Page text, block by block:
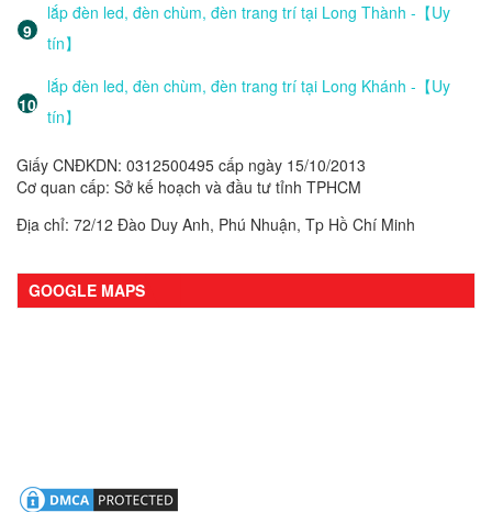
lắp đèn led, đèn chùm, đèn trang trí tại Long Thành -【Uy
tín】
lắp đèn led, đèn chùm, đèn trang trí tại Long Khánh -【Uy
tín】
Giấy CNĐKDN: 0312500495 cấp ngày 15/10/2013
Cơ quan cấp: Sở kế hoạch và đầu tư tỉnh TPHCM
Địa chỉ: 72/12 Đào Duy Anh, Phú Nhuận, Tp Hồ Chí Minh
GOOGLE MAPS